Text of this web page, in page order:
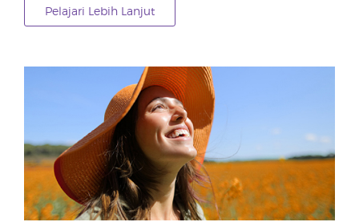
Pelajari Lebih Lanjut